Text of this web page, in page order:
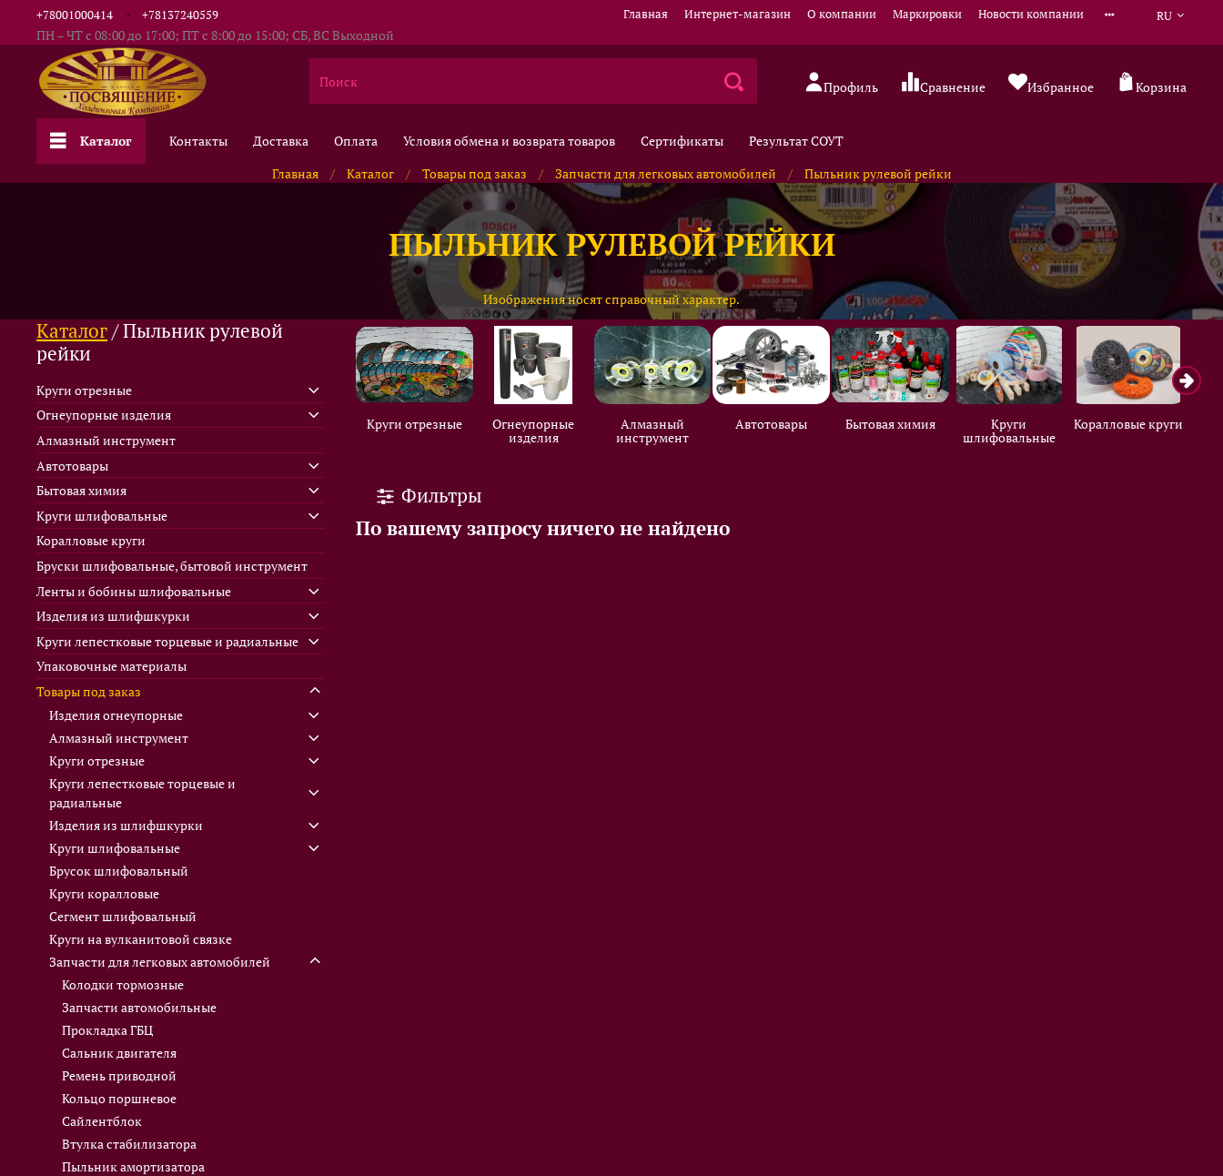
Главная Интернет-магазин О компании Маркировки Новости компании
ПН – ЧТ с 08:00 до 17:00; ПТ с 8:00 до 15:00; СБ, ВС Выходной
+78001000414 +78137240559 RU
Профиль Сравнение Избранное Корзина
Каталог Контакты Доставка Оплата Условия обмена и возврата товаров Сертификаты
Результат СОУТ
Главная
Каталог Товары под заказ Запчасти для легковых автомобилей Пыльник рулевой рейки
ПЫЛЬНИК РУЛЕВОЙ РЕЙКИ
Изображения носят справочный характер.
Круги отрезные Огнеупорные
изделия
Алмазный
инструмент
Автотовары Бытовая химия Круги
шлифовальные
Коралловые круги
Фильтры
По вашему запросу ничего не найдено
Каталог/ Пыльник рулевой
рейки
Круги отрезные
Огнеупорные изделия
Алмазный инструмент
Автотовары
Бытовая химия
Круги шлифовальные
Коралловые круги
Бруски шлифовальные, бытовой инструмент
Ленты и бобины шлифовальные
Изделия из шлифшкурки
Круги лепестковые торцевые и радиальные
Упаковочные материалы
Товары под заказ
Изделия огнеупорные
Алмазный инструмент
Круги отрезные
Круги лепестковые торцевые и
радиальные
Изделия из шлифшкурки
Круги шлифовальные
Брусок шлифовальный
Круги коралловые
Сегмент шлифовальный
Круги на вулканитовой связке
Запчасти для легковых автомобилей
Колодки тормозные
Запчасти автомобильные
Прокладка ГБЦ
Сальник двигателя
Ремень приводной
Кольцо поршневое
Сайлентблок
Втулка стабилизатора
Пыльник амортизатора